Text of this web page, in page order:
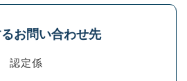
お問い合わせ先
認定係